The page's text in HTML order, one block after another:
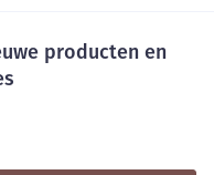
producten en